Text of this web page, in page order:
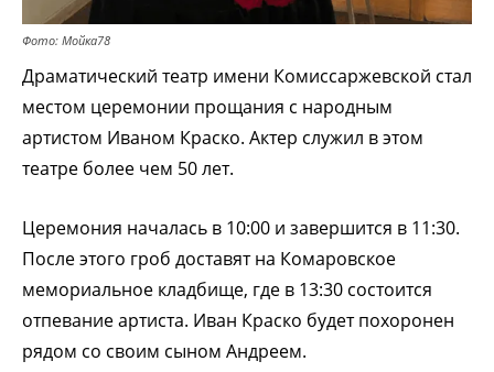
Фото: Мойка78
Драматический театр имени Комиссаржевской стал
местом церемонии прощания с народным
артистом Иваном Краско. Актер служил в этом
театре более чем 50 лет.
Церемония началась в 10:00 и завершится в 11:30.
После этого гроб доставят на Комаровское
мемориальное кладбище, где в 13:30 состоится
отпевание артиста. Иван Краско будет похоронен
рядом со своим сыном Андреем.